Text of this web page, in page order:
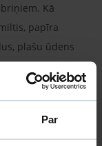
Par
Kā
papīra
plašu ūdens
tiešiem saules
barību